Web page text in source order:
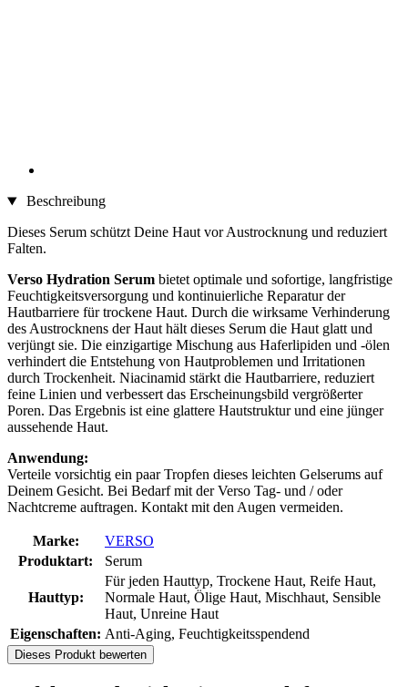
Beschreibung
Dieses Serum schützt Deine Haut vor Austrocknung und reduziert
Falten.
Verso Hydration Serum bietet optimale und sofortige, langfristige
Feuchtigkeitsversorgung und kontinuierliche Reparatur der
Hautbarriere für trockene Haut. Durch die wirksame Verhinderung
des Austrocknens der Haut hält dieses Serum die Haut glatt und
verjüngt sie. Die einzigartige Mischung aus Haferlipiden und -ölen
verhindert die Entstehung von Hautproblemen und Irritationen
durch Trockenheit. Niacinamid stärkt die Hautbarriere, reduziert
feine Linien und verbessert das Erscheinungsbild vergrößerter
Poren. Das Ergebnis ist eine glattere Hautstruktur und eine jünger
aussehende Haut.
Anwendung:
Verteile vorsichtig ein paar Tropfen dieses leichten Gelserums auf
Deinem Gesicht. Bei Bedarf mit der Verso Tag- und / oder
Nachtcreme auftragen. Kontakt mit den Augen vermeiden.
Marke:
VERSO
Produktart:
Serum
Hauttyp:
Für jeden Hauttyp, Trockene Haut, Reife Haut,
Normale Haut, Ölige Haut, Mischhaut, Sensible
Haut, Unreine Haut
Eigenschaften: Anti-Aging, Feuchtigkeitsspendend
Dieses Produkt bewerten